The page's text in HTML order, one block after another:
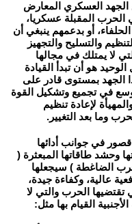
الجهد العسكري المعارض
المقبلة عسكريا،
أو بدعمهم ينبغي أن
والتسليح والتجهيز
لا يمتلك في مجالها
هو أن تبدأ القيادة
الجهد بمستوى قادر على
في تجميع وتشكيل القوة
لإعادة تنظيم
وما بعد التغيير.
في جوانب أدائها
وحشد طاقاتها المبعثرة (
الضاغطة ) سيجعلها
عالية، وكفاءة جيدة،
تقتضيها الحرب والتي لا
القيام بها مثل: